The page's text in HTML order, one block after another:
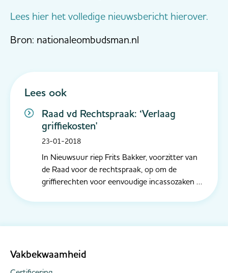
Lees hier het volledige nieuwsbericht hierover.
Bron: nationaleombudsman.nl
Lees ook
Raad vd Rechtspraak: ‘Verlaag
griffiekosten'
23-01-2018
In Nieuwsuur riep Frits Bakker, voorzitter van
de Raad voor de rechtspraak, op om de
griffierechten voor eenvoudige incassozaken te
Vakbekwaamheid